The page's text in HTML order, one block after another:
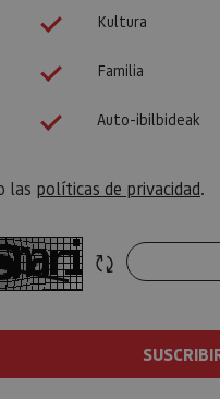
Kultura
Familia
Auto-ibilbideak
las políticas de privacidad.
T
e
t
e
_pk_id.59.3f34